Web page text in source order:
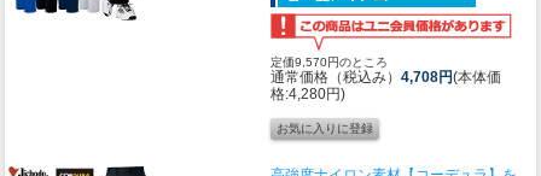
定価9,570円のところ
通常価格（税込み） 4,708円(本体価
格:4,280円)